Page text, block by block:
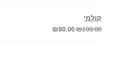
קולמי
₪100.00
₪80.00